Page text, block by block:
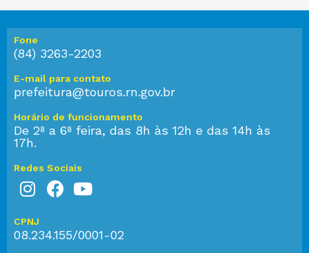
Fone
(84) 3263-2203
E-mail para contato
prefeitura@touros.rn.gov.br
Horário de funcionamento
De 2ª a 6ª feira, das 8h às 12h e das 14h às
17h.
Redes Sociais
CPNJ
08.234.155/0001-02